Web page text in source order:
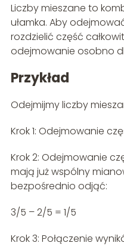
Liczby mieszane to
ułamka. Aby
rozdzielić część
odejmowanie osobno
Przykład
Odejmijmy liczby
Krok 1: Odejmowanie
Krok 2: Odejmowanie
mają już wspólny
bezpośrednio odjąć:
3/5 – 2/5 = 1/5
Krok 3: Połączenie